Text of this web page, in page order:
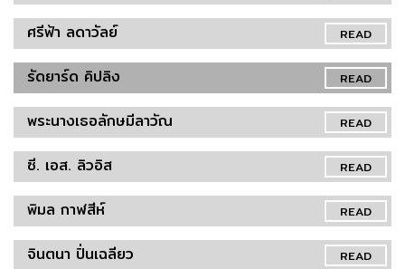
READ
ศรีฟ้า ลดาวัลย์
READ
รัดยาร์ด คิปลิง
READ
พระนางเธอลักษมีลาวัณ
READ
ซี. เอส. ลิวอิส
READ
พิมล กาฬสีห์
READ
จินตนา ปิ่นเฉลียว